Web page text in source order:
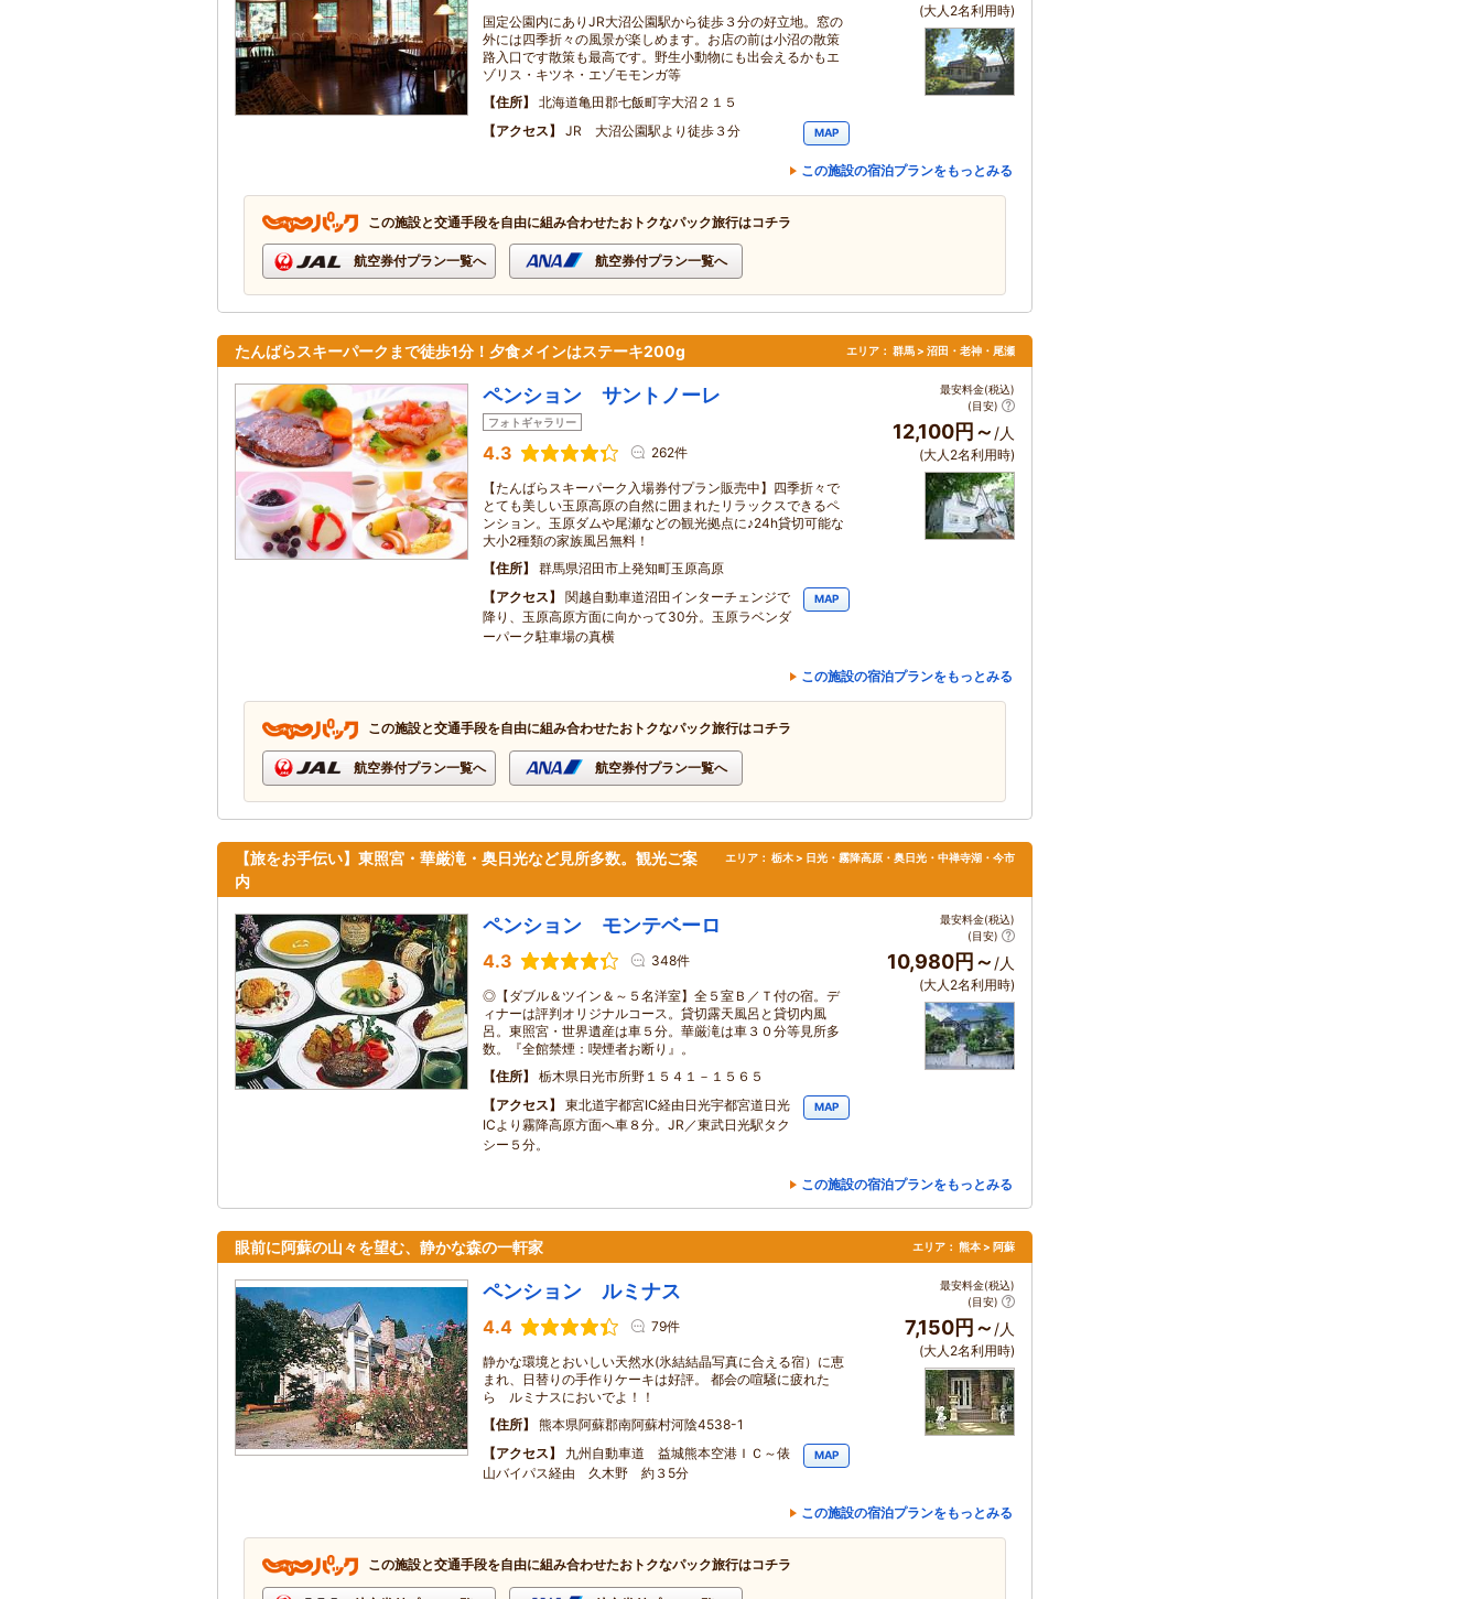
国定公園内にありJR大沼公園駅から徒歩３分の好立地。窓の
外には四季折々の風景が楽しめます。お店の前は小沼の散策
路入口です散策も最高です。野生小動物にも出会えるかもエ
ゾリス・キツネ・エゾモモンガ等
住所
北海道亀田郡七飯町字大沼２１５
アクセス
JR 大沼公園駅より徒歩３分 MAP
(大人2名利用時)
この施設の宿泊プランをもっとみる
この施設と交通手段を自由に組み合わせたおトクなパック旅行はコチラ
航空券付プラン一覧へ 航空券付プラン一覧へ
たんばらスキーパークまで徒歩1分！夕食メインはステーキ200g エリア： 群馬 > 沼田・老神・尾瀬
ペンション サントノーレ
フォトギャラリー
4.3 262件
【たんばらスキーパーク入場券付プラン販売中】四季折々で
とても美しい玉原高原の自然に囲まれたリラックスできるペ
ンション。玉原ダムや尾瀬などの観光拠点に♪24h貸切可能な
大小2種類の家族風呂無料！
住所
群馬県沼田市上発知町玉原高原
アクセス
関越自動車道沼田インターチェンジで
降り、玉原高原方面に向かって30分。玉原ラベンダ
ーパーク駐車場の真横
MAP
最安料金(税込)
(目安)
12,100円～/人
(大人2名利用時)
この施設の宿泊プランをもっとみる
この施設と交通手段を自由に組み合わせたおトクなパック旅行はコチラ
航空券付プラン一覧へ 航空券付プラン一覧へ
【旅をお手伝い】東照宮・華厳滝・奥日光など見所多数。観光ご案
内
エリア： 栃木 > 日光・霧降高原・奥日光・中禅寺湖・今市
ペンション モンテベーロ
4.3 348件
◎【ダブル＆ツイン＆～５名洋室】全５室Ｂ／Ｔ付の宿。デ
ィナーは評判オリジナルコース。貸切露天風呂と貸切内風
呂。東照宮・世界遺産は車５分。華厳滝は車３０分等見所多
数。『全館禁煙：喫煙者お断り』。
住所
栃木県日光市所野１５４１－１５６５
アクセス
東北道宇都宮IC経由日光宇都宮道日光
ICより霧降高原方面へ車８分。JR／東武日光駅タク
シー５分。
MAP
最安料金(税込)
(目安)
10,980円～ /人
(大人2名利用時)
この施設の宿泊プランをもっとみる
眼前に阿蘇の山々を望む、静かな森の一軒家 エリア： 熊本 > 阿蘇
ペンション ルミナス
4.4 79件
静かな環境とおいしい天然水(氷結結晶写真に合える宿）に恵
まれ、日替りの手作りケーキは好評。 都会の喧騒に疲れた
ら ルミナスにおいでよ！！
住所
熊本県阿蘇郡南阿蘇村河陰4538-1
アクセス
九州自動車道 益城熊本空港ＩＣ～俵
山バイパス経由 久木野 約３5分
MAP
最安料金(税込)
(目安)
7,150円～ /人
(大人2名利用時)
この施設の宿泊プランをもっとみる
この施設と交通手段を自由に組み合わせたおトクなパック旅行はコチラ